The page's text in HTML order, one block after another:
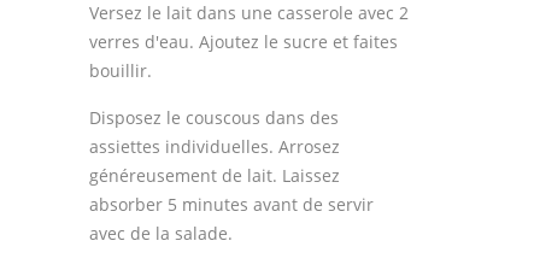
Versez le lait dans une casserole avec 2
verres d'eau. Ajoutez le sucre et faites
bouillir.
Disposez le couscous dans des
assiettes individuelles. Arrosez
généreusement de lait. Laissez
absorber 5 minutes avant de servir
avec de la salade.